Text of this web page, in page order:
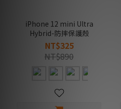
iPhone 12 mini Ultra
Hybrid-防摔保護殼
NT$325
NT$890